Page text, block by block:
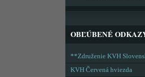
OBĽÚBENÉ
**Združenie KVH
KVH Červená hviezda